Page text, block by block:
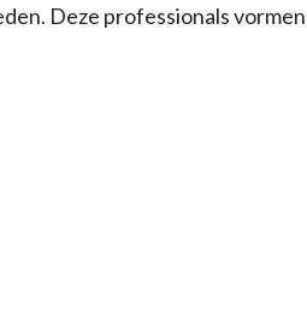
Deze professionals